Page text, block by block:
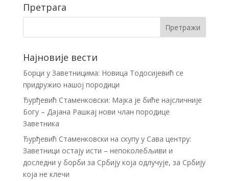
Претрага
Најновије вести
Борци у Заветницима: Новица Тодосијевић се
придружио нашој породици
Ђурђевић Стаменковски: Мајка је биће најсличније
Богу – Дајана Рашкај нови члан породице
Заветника
Ђурђевић Стаменковски на скупу у Сава центру:
Заветници остају исти – непоколебљиви и
доследни у борби за Србију која одлучује, за Србију
која не клечи